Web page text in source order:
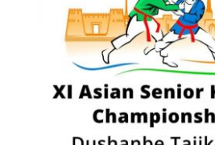
КОНТАКТЫ